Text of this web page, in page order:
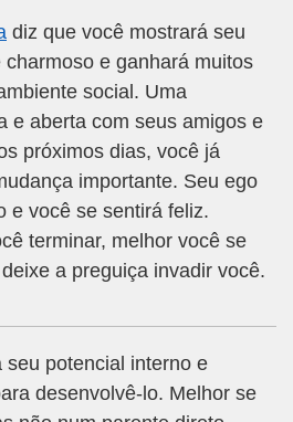
diz que você mostrará seu
e ganhará muitos
social. Uma
e aberta com seus amigos e
próximos dias, você já
importante. Seu ego
e você se sentirá feliz.
terminar, melhor você se
a preguiça invadir você.
seu potencial interno e
desenvolvê-lo. Melhor se